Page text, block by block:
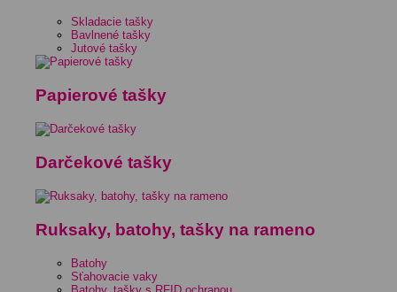
Skladacie tašky
Bavlnené tašky
Jutové tašky
Papierové tašky
Darčekové tašky
Ruksaky, batohy, tašky na rameno
Batohy
Sťahovacie vaky